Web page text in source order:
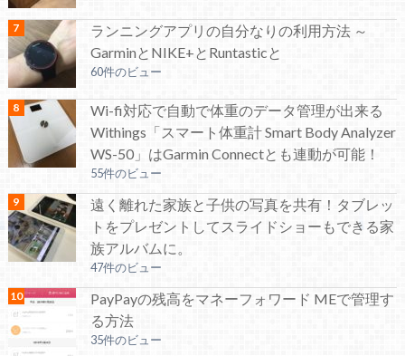
ランニングアプリの自分なりの利用方法 ～
GarminとNIKE+とRuntasticと
60件のビュー
Wi-fi対応で自動で体重のデータ管理が出来る
Withings「スマート体重計 Smart Body Analyzer
WS-50」はGarmin Connectとも連動が可能！
55件のビュー
遠く離れた家族と子供の写真を共有！タブレッ
トをプレゼントしてスライドショーもできる家
族アルバムに。
47件のビュー
PayPayの残高をマネーフォワード MEで管理す
る方法
35件のビュー